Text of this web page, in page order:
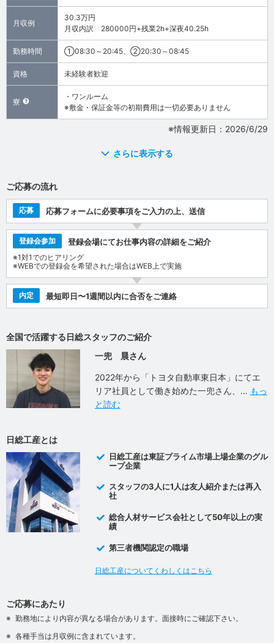
月収例
30.3万円
月収内訳 280000円+残業2h+深夜40.25h
勤務時間 ①08:30～20:45、②20:30～08:45
資格 未経験者歓迎
寮
・ワンルーム
※敷金・保証金等の初期費用は一切必要ありません
※情報更新日：2026/6/29
さらに表示する
ご応募の流れ
応募 応募フォームに必要事項をご入力の上、送信
登録会参加 登録会場にてお仕事内容の詳細をご紹介
※1対1でのヒアリング
※WEBでの登録会を希望された場合はWEB上で実施
内定 最短即日〜1週間以内に合否をご連絡
全国で活躍する日総スタッフのご紹介
一兜 晨さん
2022年から「トヨタ自動車東日本」にてエ
リア社員として働き始めた一兜さん、
もっ
と読む
日総工産とは
日総工産は東証プライム市場上場企業のグル
ープ企業
スタッフの3人に1人は友人紹介または再入
社
総合人材サービス会社として50年以上の実
績
第三者機関認定の職場
日総工産についてくわしくはこちら
ご応募にあたり
勤務地により内容が異なる場合があります。面接時にご確認下さい。
各種手当は月収例に含まれています。